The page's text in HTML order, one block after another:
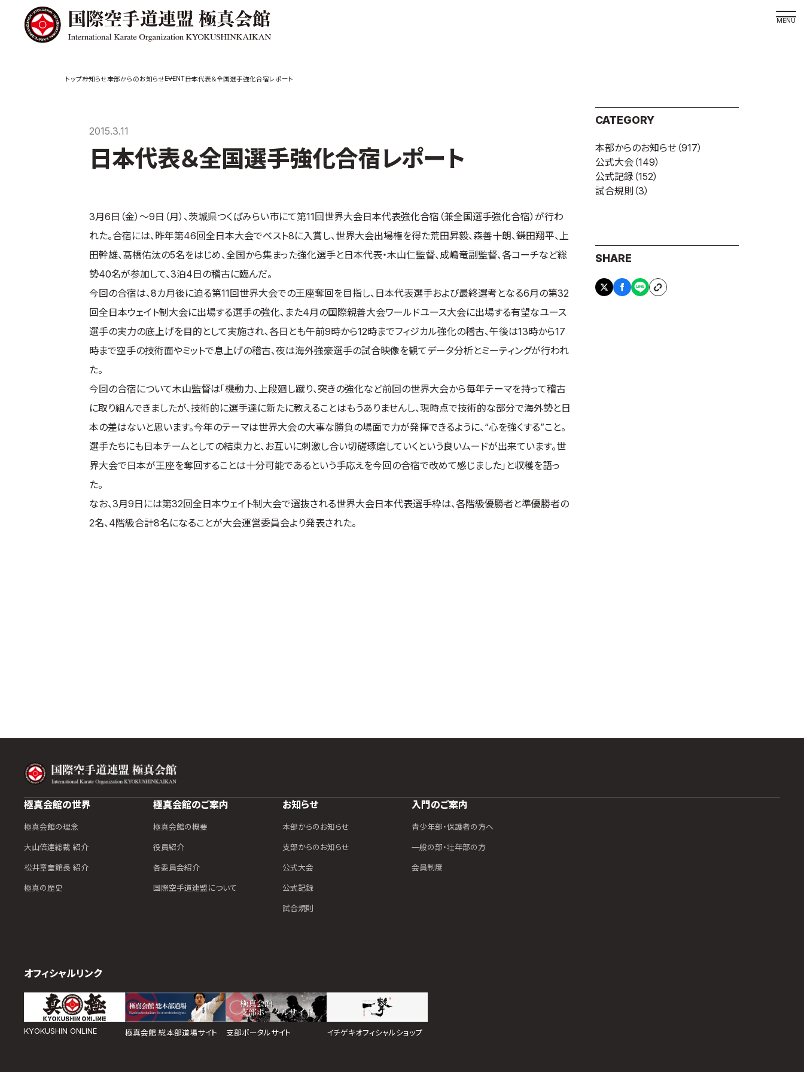
大山倍達総裁 紹
介松井章奎館長 紹
国際空手道連盟に
ついて
公式記録
試合規則
青少年部・保護者
の方へ
一般の部・壮年部
の方
会員制度
お知らせ本部からのお知らせEVENT日本代表＆全国選手強化合宿レポート
2015.3.11
日本代表＆全国選手強化合宿レポート
3月6日（金）～9日（月）、茨城県つくばみらい市にて第11回世界大会日本代表強化合宿（兼全国選手強化合宿）が行わ
れた。合宿には、昨年第46回全日本大会でベスト8に入賞し、世界大会出場権を得た荒田昇毅、森善十朗、鎌田翔平、上
田幹雄、髙橋佑汰の5名をはじめ、全国から集まった強化選手と日本代表・木山仁監督、成嶋竜副監督、各コーチなど総
勢40名が参加して、3泊4日の稽古に臨んだ。
今回の合宿は、8カ月後に迫る第11回世界大会での王座奪回を目指し、日本代表選手および最終選考となる6月の第32
回全日本ウェイト制大会に出場する選手の強化、また4月の国際親善大会ワールドユース大会に出場する有望なユース
選手の実力の底上げを目的として実施され、各日とも午前9時から12時までフィジカル強化の稽古、午後は13時から17
時まで空手の技術面やミットで息上げの稽古、夜は海外強豪選手の試合映像を観てデータ分析とミーティングが行われ
た。
今回の合宿について木山監督は「機動力、上段廻し蹴り、突きの強化など前回の世界大会から毎年テーマを持って稽古
に取り組んできましたが、技術的に選手達に新たに教えることはもうありませんし、現時点で技術的な部分で海外勢と日
本の差はないと思います。今年のテーマは世界大会の大事な勝負の場面で力が発揮できるように、“心を強くする”こと。
選手たちにも日本チームとしての結束力と、お互いに刺激し合い切磋琢磨していくという良いムードが出来ています。世
界大会で日本が王座を奪回することは十分可能であるという手応えを今回の合宿で改めて感じました」と収穫を語っ
た。
なお、3月9日には第32回全日本ウェイト制大会で選抜される世界大会日本代表選手枠は、各階級優勝者と準優勝者の
2名、4階級合計8名になることが大会運営委員会より発表された。
CATEGORY
本部からのお知らせ （917）
公式大会 （149）
公式記録 （152）
試合規則 （3）
SHARE
極真会館の世界
極真会館の理念
大山倍達総裁 紹介
松井章奎館長 紹介
極真の歴史
極真会館のご案内
極真会館の概要
役員紹介
各委員会紹介
国際空手道連盟について
お知らせ
本部からのお知らせ
支部からのお知らせ
公式大会
公式記録
試合規則
入門のご案内
青少年部・保護者の方へ
一般の部・壮年部の方
会員制度
オフィシャルリンク
KYOKUSHIN ONLINE 極真会館 総本部道場サイト 支部ポータルサイト イチゲキオフィシャルショップ